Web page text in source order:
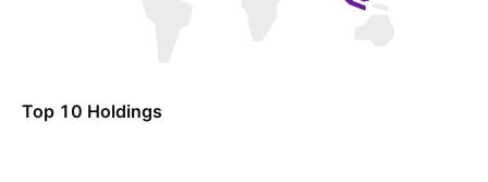
Top 10 Holdings